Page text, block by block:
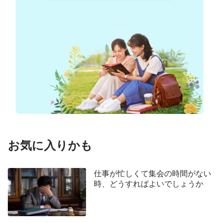
り、神に排除され、見捨てられてしまうでしょう。
そうしたら、私たちの神への信仰は完全な失敗に帰
してしまわないでしょうか？
主の再臨をお迎えして、偽キリストと偽預言者か
ら騙されることを避けたいのであれば、私たちは偽
キリストがどのように人間を騙すのかを明確に理解
私たちに偽キリストと偽預言者の行いについて話し
した：「にせキリストたちや、にせ預言者たちが起
って、大いなるしるしと奇跡とを行い、できれば、
選民をも惑わそうとするであろう。」
る福音書24:24)。主イエス様の御言葉から、偽キリ
お気に入りかも
仕事が忙しくて集会の時間がない
時、どうすればよいでしょうか